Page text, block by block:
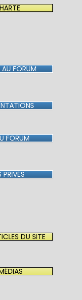
FORUM
FORUM
PRIVÉS
DU SITE